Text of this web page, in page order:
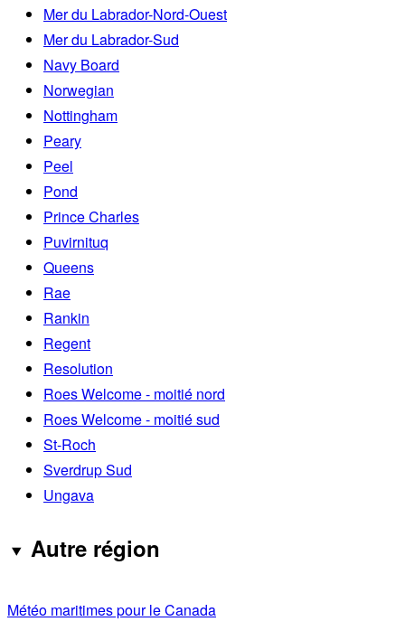
Mer du Labrador-Nord-Ouest
Mer du Labrador-Sud
Navy Board
Norwegian
Nottingham
Peary
Peel
Pond
Prince Charles
Puvirnituq
Queens
Rae
Rankin
Regent
Resolution
Roes Welcome - moitié nord
Roes Welcome - moitié sud
St-Roch
Sverdrup Sud
Ungava
Autre région
Météo maritimes pour le Canada